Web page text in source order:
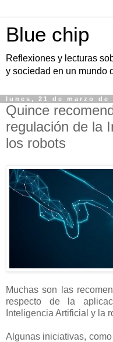
Blue chip
Reflexiones y lecturas
y sociedad en un mundo
lunes, 21 de marzo de
Quince
regulación de la
los robots
Muchas son las
respecto de la
Inteligencia Artificial y la
Algunas iniciativas,